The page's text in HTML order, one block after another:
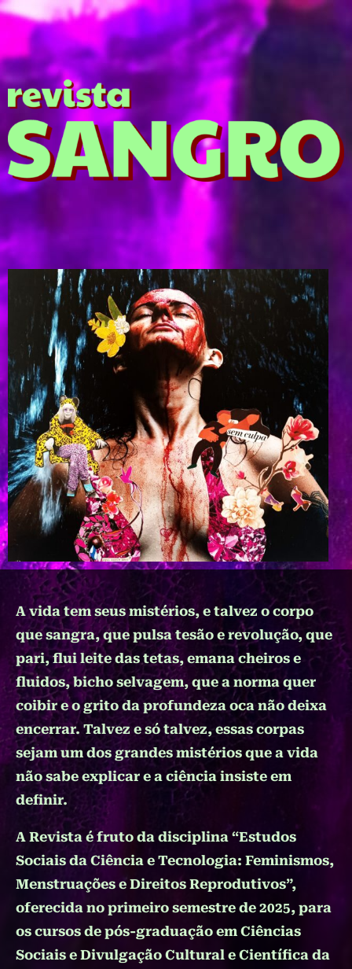
A vida tem seus mistérios, e talvez o corpo
que sangra, que pulsa tesão e revolução, que
pari, flui leite das tetas, emana cheiros e
fluidos, bicho selvagem, que a norma quer
coibir e o grito da profundeza oca não deixa
encerrar. Talvez e só talvez, essas corpas
sejam um dos grandes mistérios que a vida
não sabe explicar e a ciência insiste em
definir.
A Revista é fruto da disciplina “Estudos
Sociais da Ciência e Tecnologia: Feminismos,
Menstruações e Direitos Reprodutivos”,
oferecida no primeiro semestre de 2025, para
os cursos de pós-graduação em Ciências
Sociais e Divulgação Cultural e Científica da